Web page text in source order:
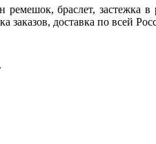
браслет, застежка в
заказов, доставка по всей
.